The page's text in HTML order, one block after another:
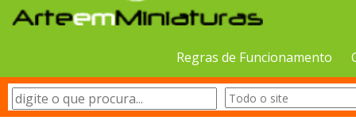
Regras de Funcionamento